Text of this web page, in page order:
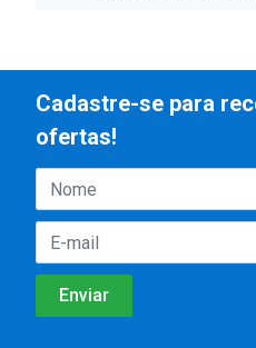
Cadastre-se para
ofertas!